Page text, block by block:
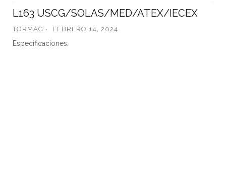
L163 USCG/SOLAS/MED/ATEX/IECEX
TORMAG FEBRERO 14, 2024
Especificaciones: